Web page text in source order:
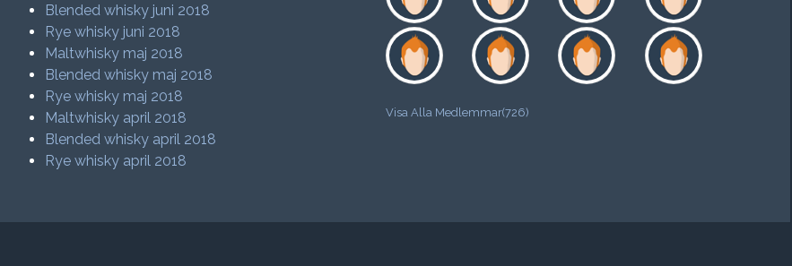
Blended whisky juni 2018
Rye whisky juni 2018
Maltwhisky maj 2018
Blended whisky maj 2018
Rye whisky maj 2018
Maltwhisky april 2018
Blended whisky april 2018
Rye whisky april 2018
Visa Alla Medlemmar(726)